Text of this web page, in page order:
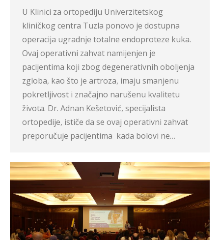
U Klinici za ortopediju Univerzitetskog
kliničkog centra Tuzla ponovo je dostupna
operacija ugradnje totalne endoproteze kuka.
Ovaj operativni zahvat namijenjen je
pacijentima koji zbog degenerativnih oboljenja
zgloba, kao što je artroza, imaju smanjenu
pokretljivost i značajno narušenu kvalitetu
života. Dr. Adnan Kešetović, specijalista
ortopedije, ističe da se ovaj operativni zahvat
preporučuje pacijentima kada bolovi ne…